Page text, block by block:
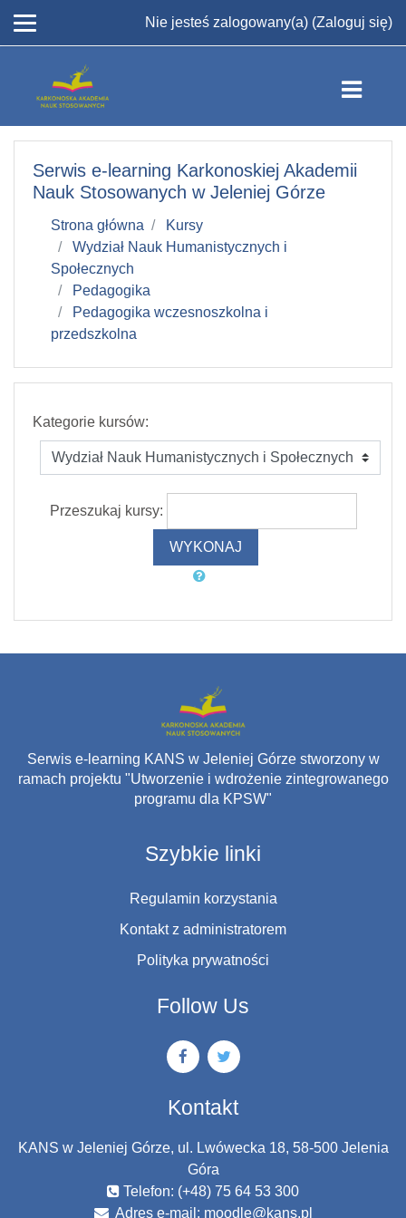
Nie jesteś zalogowany(a) (Zaloguj się)
Serwis e-learning Karkonoskiej Akademii
Nauk Stosowanych w Jeleniej Górze
Strona główna
Kursy
Wydział Nauk Humanistycznych i
Społecznych
Pedagogika
Pedagogika wczesnoszkolna i
przedszkolna
Kategorie kursów:
Przeszukaj kursy:
Serwis e-learning KANS w Jeleniej Górze stworzony w
ramach projektu "Utworzenie i wdrożenie zintegrowanego
programu dla KPSW"
Szybkie linki
Regulamin korzystania
Kontakt z administratorem
Polityka prywatności
Follow Us
Kontakt
KANS w Jeleniej Górze, ul. Lwówecka 18, 58-500 Jelenia
Góra
Telefon: (+48) 75 64 53 300
Adres e-mail: moodle@kans.pl